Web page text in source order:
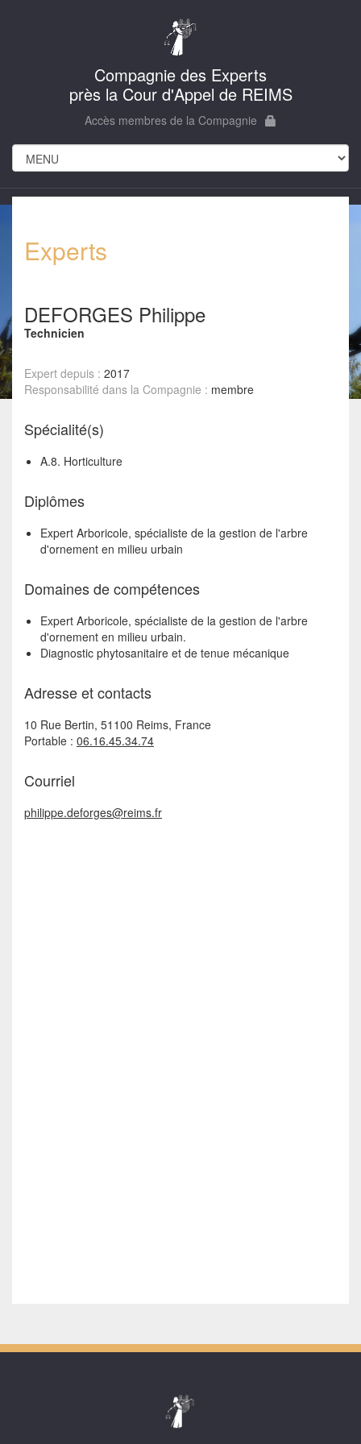
Compagnie des Experts
près la Cour d'Appel de REIMS
Accès membres de la Compagnie
Experts
DEFORGES Philippe
Technicien
Expert depuis : 2017
Responsabilité dans la Compagnie : membre
Spécialité(s)
A.8. Horticulture
Diplômes
Expert Arboricole, spécialiste de la gestion de l'arbre
d'ornement en milieu urbain
Domaines de compétences
Expert Arboricole, spécialiste de la gestion de l'arbre
d'ornement en milieu urbain.
Diagnostic phytosanitaire et de tenue mécanique
Adresse et contacts
10 Rue Bertin, 51100 Reims, France
Portable : 06.16.45.34.74
Courriel
philippe.deforges@reims.fr